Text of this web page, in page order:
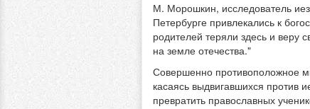
М. Морошкин, исследователь
Петербурге привлекались к
родителей теряли здесь и веру
на земле отечества."
Совершенно противоположное
касаясь выдвигавшихся против
превратить православных